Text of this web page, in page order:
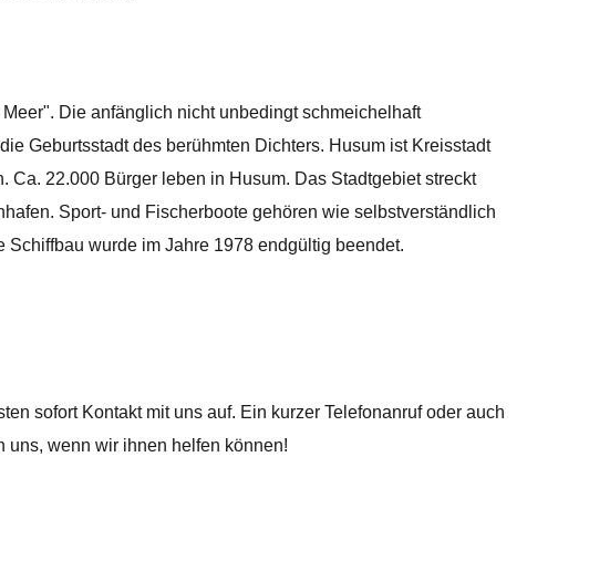
Die anfänglich nicht unbedingt schmeichelhaft
Geburtsstadt des berühmten Dichters. Husum ist Kreisstadt
22.000 Bürger leben in Husum. Das Stadtgebiet streckt
Sport- und Fischerboote gehören wie selbstverständlich
wurde im Jahre 1978 endgültig beendet.
sofort Kontakt mit uns auf. Ein kurzer Telefonanruf oder auch
uns, wenn wir ihnen helfen können!